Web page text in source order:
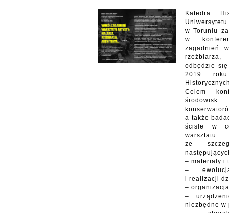
Katedra
w Toruniu
w
zagadnień
odbędzie
2019
Celem
a także
ścisłe w
ze
– materiały i
–
i realizacji
–
–
niezbędne w